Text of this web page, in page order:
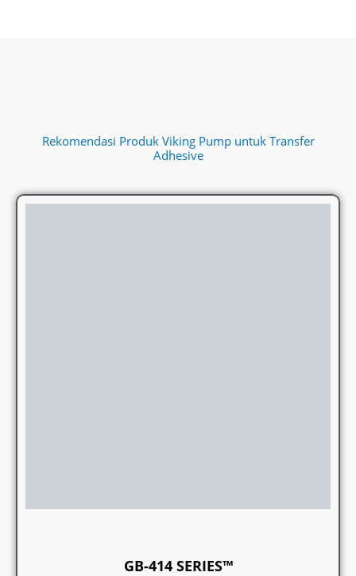
Rekomendasi Produk Viking Pump untuk Transfer
Adhesive
GB-414 SERIES™